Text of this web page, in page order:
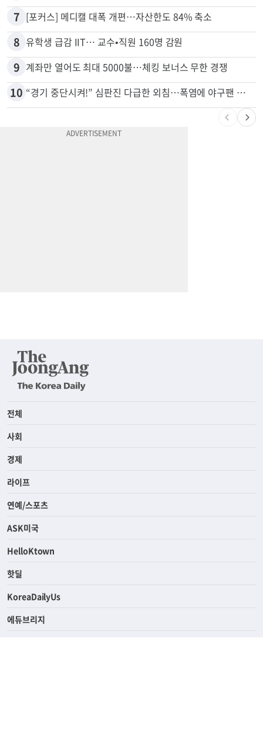
6 '14년째 도피' 한인 간호사 공개 수배…메디케어 사기 유죄
7 [포커스] 메디캘 대폭 개편…자산한도 84% 축소
8 유학생 급감 IIT… 교수•직원 160명 감원
9 계좌만 열어도 최대 5000불…체킹 보너스 무한 경쟁
“경기 중단시켜!” 심판진 다급한 외침…폭염에 야구팬 쓰러졌다
전체
사회
경제
라이프
연예/스포츠
ASK미국
HelloKtown
핫딜
KoreaDailyUs